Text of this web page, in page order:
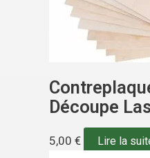
Découpe
5,00 € Lire la